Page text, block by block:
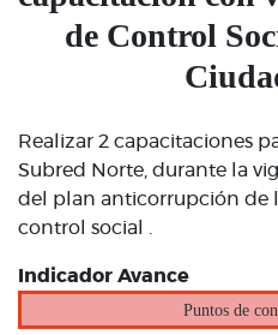
de Control
Realizar 2 capacitaciones
Subred Norte, durante la
del plan anticorrupción de
control social .
Indicador Avance
Puntos de